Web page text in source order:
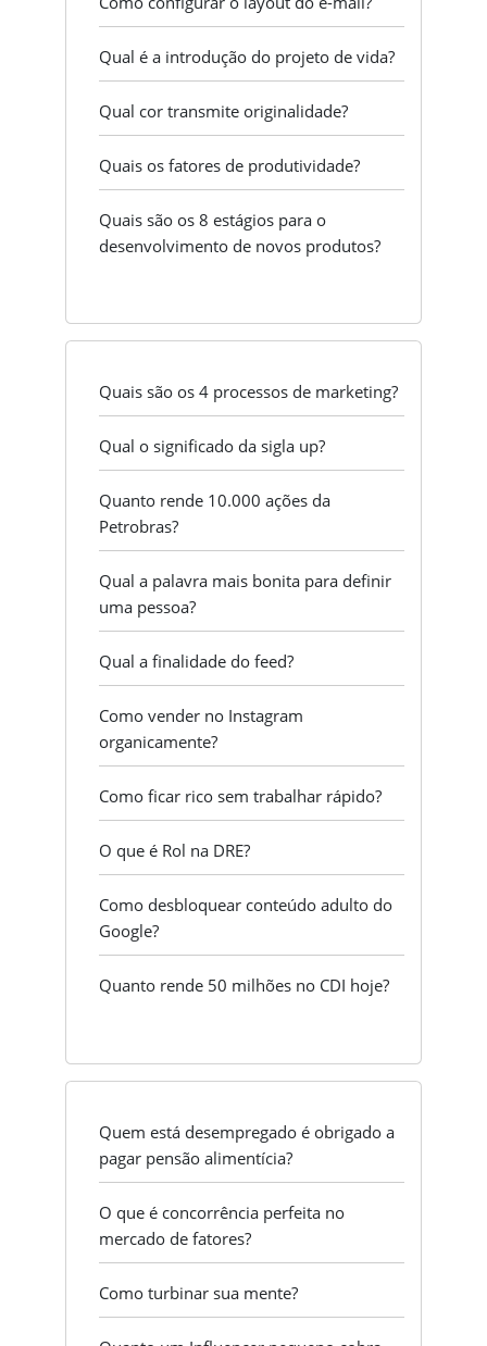
Qual é a introdução do projeto de vida?
Qual cor transmite originalidade?
Quais os fatores de produtividade?
Quais são os 8 estágios para o
desenvolvimento de novos produtos?
Quais são os 4 processos de marketing?
Qual o significado da sigla up?
Quanto rende 10.000 ações da
Petrobras?
Qual a palavra mais bonita para definir
uma pessoa?
Qual a finalidade do feed?
Como vender no Instagram
organicamente?
Como ficar rico sem trabalhar rápido?
O que é Rol na DRE?
Como desbloquear conteúdo adulto do
Google?
Quanto rende 50 milhões no CDI hoje?
Quem está desempregado é obrigado a
pagar pensão alimentícia?
O que é concorrência perfeita no
mercado de fatores?
Como turbinar sua mente?